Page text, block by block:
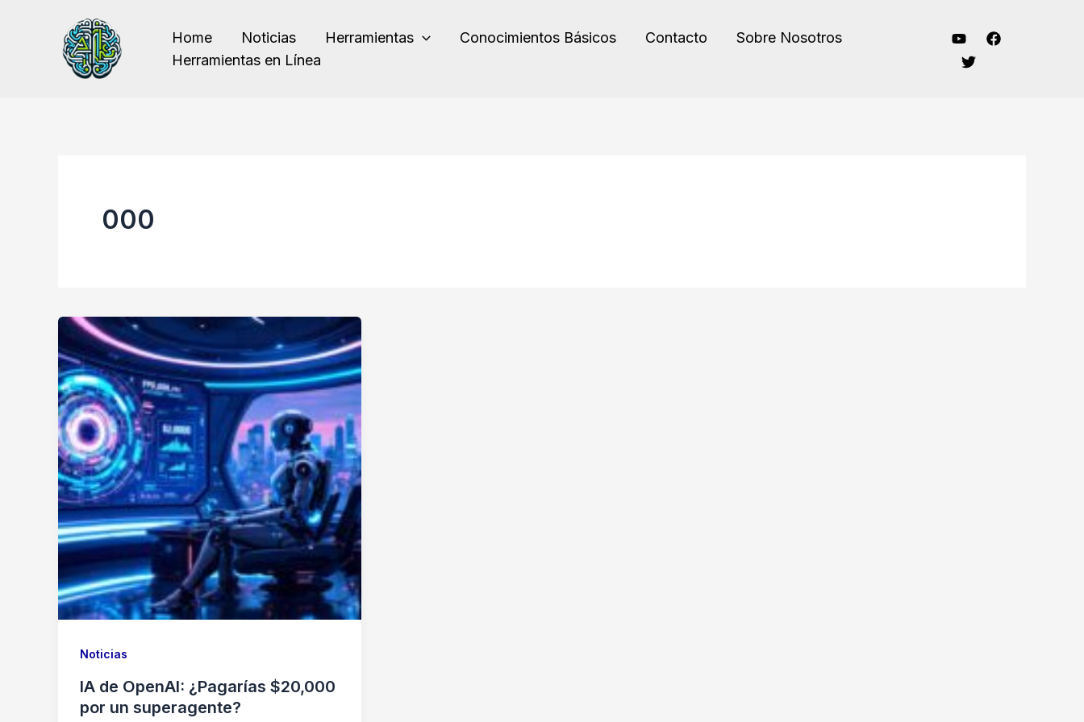
contenido
Home Noticias Herramientas Conocimientos Básicos Contacto
Sobre Nosotros
Herramientas en Línea
000
Noticias
IA de OpenAI: ¿Pagarías $20,000
por un superagente?